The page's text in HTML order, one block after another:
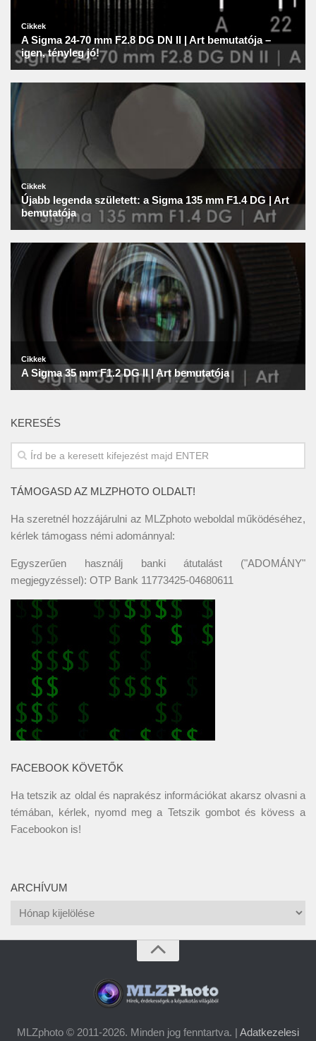
KERESÉS
TÁMOGASD AZ MLZPHOTO OLDALT!
Ha szeretnél hozzájárulni az MLZphoto weboldal működéséhez,
kérlek támogass némi adománnyal:
Egyszerűen használj banki átutalást ("ADOMÁNY"
megjegyzéssel): OTP Bank 11773425-04680611
FACEBOOK KÖVETŐK
Ha tetszik az oldal és naprakész információkat akarsz olvasni a
témában, kérlek, nyomd meg a Tetszik gombot és kövess a
Facebookon is!
ARCHÍVUM
Archívum
MLZphoto © 2011-2026. Minden jog fenntartva. | Adatkezelesi